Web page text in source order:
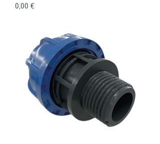
Prezzo
0,00 €